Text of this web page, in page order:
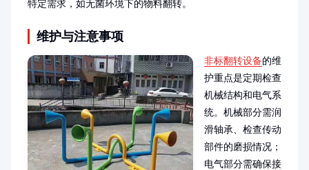
特定需求，如无菌环境下的物料翻转。
维护与注意事项
非标翻转设备的维
护重点是定期检查
机械结构和电气系
统。机械部分需润
滑轴承、检查传动
部件的磨损情况；
电气部分需确保接